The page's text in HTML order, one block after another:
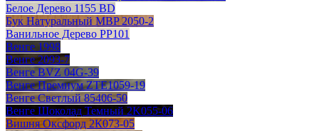
Белое Дерево 1155 BD
Бук Натуральный MBP 2050-2
Ванильное Дерево РР101
Венге 1998
Венге 2093-7
Венге BVZ 04G-39
Венге Премиум ZTE1059-19
Венге Светлый 85406-50
Венге Шоколад Темный 2K055-06
Вишня Оксфорд 2К073-05